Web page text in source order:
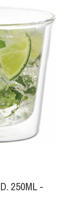
250ML -